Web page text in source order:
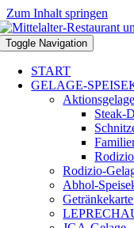
Zum Inhalt springen
Toggle Navigation
START
GELAGE-
Steak-
Rodizio-
Abhol-
Getränkekarte